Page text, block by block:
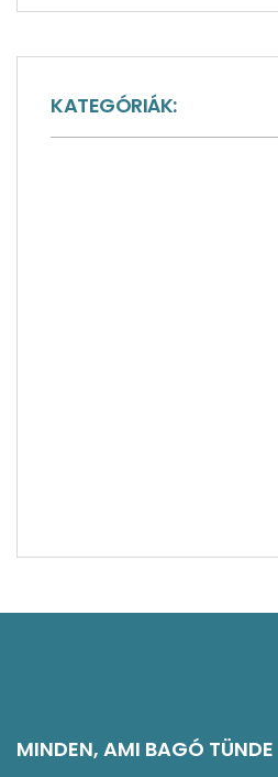
KATEGÓRIÁK:
MINDEN, AMI BAGÓ TÜNDE